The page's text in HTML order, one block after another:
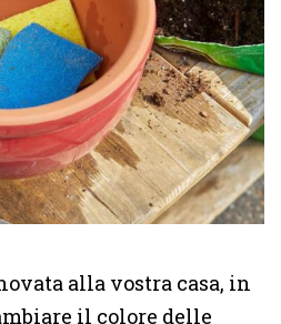
alla vostra casa, in
il colore delle